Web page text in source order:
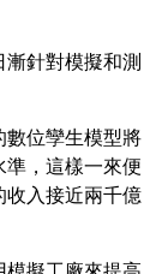
針對模擬和測
數位孿生模型將
，這樣一來便
收入接近兩千億